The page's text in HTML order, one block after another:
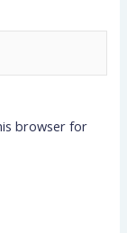
browser for